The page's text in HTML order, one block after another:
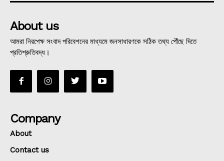
About us
আমরা নিরপেক্ষ সংবাদ পরিবেশনের মাধ্যমে জনসাধারণকে সঠিক তথ্য পৌঁছে দিতে
প্রতিশ্রুতিবদ্ধ।
Company
About
Contact us